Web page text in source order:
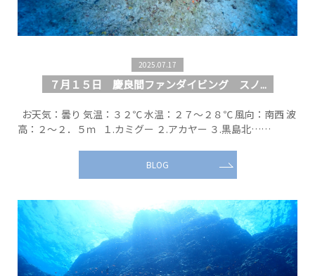
2025.07.17
７月１５日 慶良間ファンダイビング スノ...
お天気：曇り 気温：３２℃ 水温：２７～２８℃ 風向：南西 波
高：２～２．５ｍ １.カミグー ２.アカヤー ３.黒島北……
BLOG